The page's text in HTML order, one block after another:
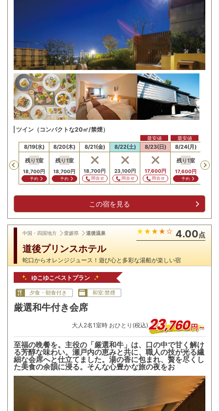
ツイン（コンパクトな20㎡/禁煙）
Previous
円
8/19(水)
残り1室
18,700円
予約
8/20(木)
残り1室
18,700円
予約
8/21(金)
18,700円
問合せ
8/22(土)
23,100円
問合せ
8/23(日)
17,600円
問合せ
最安値
8/24(月)
残り1室
17,600円
予約
最安値
この宿を見る
中国・四国地方 愛媛県 道後温泉 4.00点
道後プリンスホテル
蛇口からオレンジジュース！遊び心と多彩な湯船が楽しい宿
ゆこゆこベストプラン
夕食・朝食付き 和室:禁煙
厳選和牛付き会席
大人 2名1室時 おひとり(税込)23,760円～
至福の晩餐を。主役の「厳選和牛」は、口の中で甘く解け
る芳醇な味わい。瀬戸内の恵みと共に、職人の技が光る繊
細な会席へと仕立てました。湯の香に包まれ、贅を尽くし
た美食の余韻に浸る。そんな心豊かな旅の夜をお